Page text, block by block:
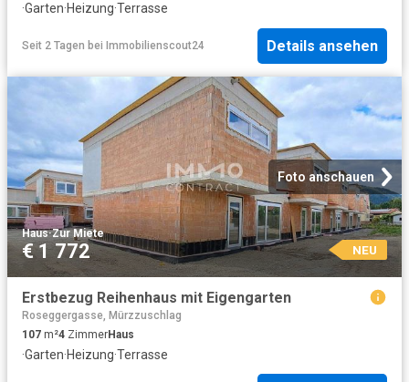
·Garten·Heizung·Terrasse
Seit 2 Tagen bei Immobilienscout24 Details ansehen
Foto anschauen
Haus·Zur Miete
€ 1 772 NEU
Erstbezug Reihenhaus mit Eigengarten
Roseggergasse, Mürzzuschlag
107 m²4 ZimmerHaus
·Garten·Heizung·Terrasse